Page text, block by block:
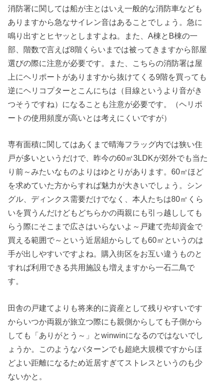
消防署に関しては船が主とはいえ一般的な消防車なども
ありますから急なサイレン音はあることでしょう。急に
鳴り出すとヒヤッとしますよね。また、A棟とB棟の一
部、階数で言えば8階くらいまでは被ってきますから部屋
選びの際に注意が必要です。また、こちらの消防署は屋
上にヘリポートがありますから抜けてくる9階を買っても
逆にヘリコプターとこんにちは（目線というより音がき
つそうですね）になることも注意が必要です。（ヘリポ
ートの使用頻度が高いとは考えにくいですが）
専有面積に関してはあくまで晴海フラッグ内では狭い住
戸が多いというだけで、昨今の60㎡3LDKが郊外でも当た
り前～みたいなものよりはゆとりがあります。60㎡ほど
を求めていた方からすれば魅力が大きいでしょう。シン
グル、ディンクス需要だけでなく、本人たちは80㎡くら
いを買うんだけどもどちらかの両親にも引っ越ししても
らう際にそこまで広さはいらないよ～戸建て売却資金で
買える範囲で～という近居組からしても60㎡というのは
手が出しやすいですよね。購入街区をお互い違うものと
すれば利用できる共用施設も増えますから一石二鳥で
す。
田舎の戸建てよりも将来的に資産として残りやすいです
からいつか両親が旅立つ際にも親側からしても子側から
しても「ありがとう～」とwinwinになるのではないでし
ょうか。このようなパターンでも超絶大規模ですからほ
どよい距離になるため近居すぎてストレスというのも少
ないかと。